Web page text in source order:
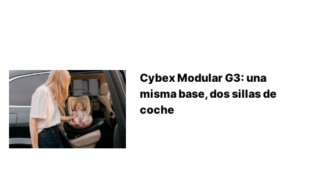
Cybex Modular G3: una
misma base, dos sillas de
coche